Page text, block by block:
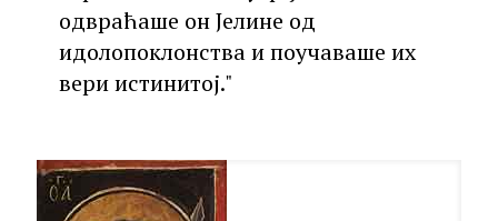
одвраћаше он Јелине од
идолопоклонства и поучаваше их
вери истинитој."